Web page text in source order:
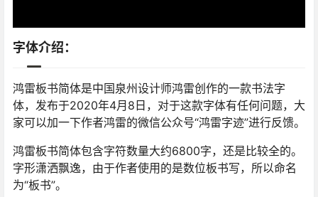
字体介绍：
鸿雷板书简体是中国泉州设计师鸿雷创作的一款书法字
体，发布于2020年4月8日，对于这款字体有任何问题，大
家可以加一下作者鸿雷的微信公众号“鸿雷字迹”进行反馈。
鸿雷板书简体包含字符数量大约6800字，还是比较全的。
字形潇洒飘逸，由于作者使用的是数位板书写，所以命名
为“板书”。